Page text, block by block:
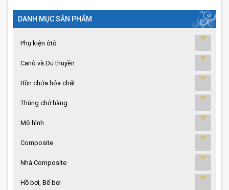
DANH MỤC SẢN PHẨM
Phụ kiện ôtô
Canô và Du thuyền
Bồn chứa hóa chất
Thùng chở hàng
Mô hình
Composite
Nhà Composite
Hồ bơi, Bể bơi